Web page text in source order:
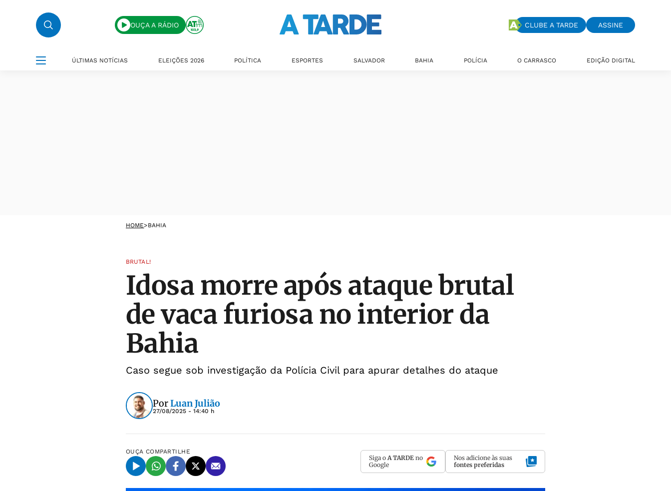
OUÇA A RÁDIO CLUBE A TARDE ASSINE
ÚLTIMAS NOTÍCIAS ELEIÇÕES 2026 POLÍTICA ESPORTES SALVADOR BAHIA POLÍCIA O CARRASCO EDIÇÃO DIGITAL
HOME>BAHIA
BRUTAL!
Idosa morre após ataque brutal
de vaca furiosa no interior da
Bahia
Caso segue sob investigação da Polícia Civil para apurar detalhes do ataque
PorLuan Julião
27/08/2025 - 14:40 h
OUÇA COMPARTILHE
Siga o A TARDE no
Google
Nos adicione às suas
fontes preferidas